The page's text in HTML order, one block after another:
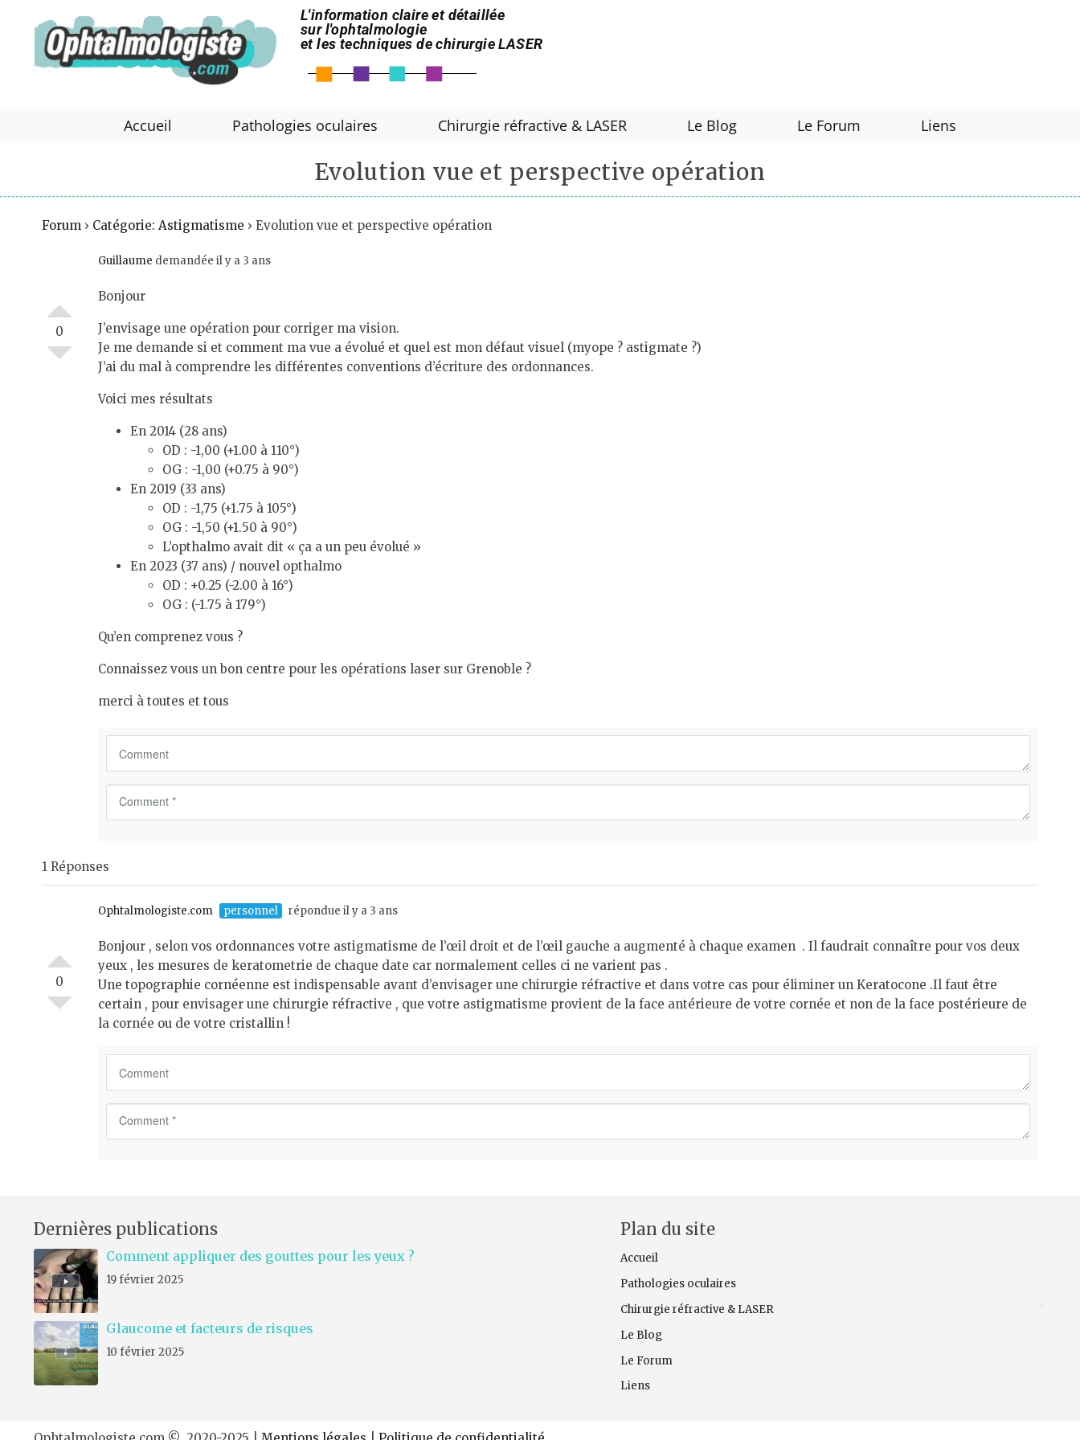
L'information claire et détaillée
sur l'ophtalmologie
et les techniques de chirurgie LASER
Accueil Pathologies oculaires Chirurgie réfractive & LASER Le Blog Le Forum Liens
Evolution vue et perspective opération
Forum › Catégorie: Astigmatisme › Evolution vue et perspective opération
0
Guillaume demandée il y a 3 ans
Bonjour
J’envisage une opération pour corriger ma vision.
Je me demande si et comment ma vue a évolué et quel est mon défaut visuel (myope ? astigmate ?)
J’ai du mal à comprendre les différentes conventions d’écriture des ordonnances.
Voici mes résultats
En 2014 (28 ans)
OD : -1,00 (+1.00 à 110°)
OG : -1,00 (+0.75 à 90°)
En 2019 (33 ans)
OD : -1,75 (+1.75 à 105°)
OG : -1,50 (+1.50 à 90°)
L’opthalmo avait dit « ça a un peu évolué »
En 2023 (37 ans) / nouvel opthalmo
OD : +0.25 (-2.00 à 16°)
OG : (-1.75 à 179°)
Qu’en comprenez vous ?
Connaissez vous un bon centre pour les opérations laser sur Grenoble ?
merci à toutes et tous
e
n
t
1 Réponses
0
Ophtalmologiste.com personnel répondue il y a 3 ans
Bonjour , selon vos ordonnances votre astigmatisme de l’œil droit et de l’œil gauche a augmenté à chaque examen . Il faudrait connaître pour vos deux
yeux , les mesures de keratometrie de chaque date car normalement celles ci ne varient pas .
Une topographie cornéenne est indispensable avant d’envisager une chirurgie réfractive et dans votre cas pour éliminer un Keratocone .Il faut être
certain , pour envisager une chirurgie réfractive , que votre astigmatisme provient de la face antérieure de votre cornée et non de la face postérieure de
la cornée ou de votre cristallin !
t
Dernières publications
Comment appliquer des gouttes pour les yeux ?
19 février 2025
Glaucome et facteurs de risques
10 février 2025
Plan du site
Accueil
Pathologies oculaires
Chirurgie réfractive & LASER
Le Blog
Le Forum
Liens